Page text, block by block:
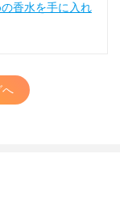
香水を手に入れ